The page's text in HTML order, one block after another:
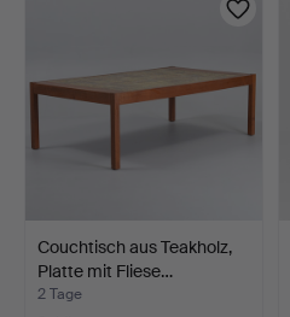
Couchtisch aus Teakholz,
Platte mit Fliese…
2 Tage